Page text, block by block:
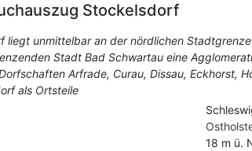
Stockelsdorf
liegt unmittelbar an der nördlichen
Stadt Bad Schwartau eine
Arfrade, Curau, Dissau, Eckhorst,
als Ortsteile
18 m ü.